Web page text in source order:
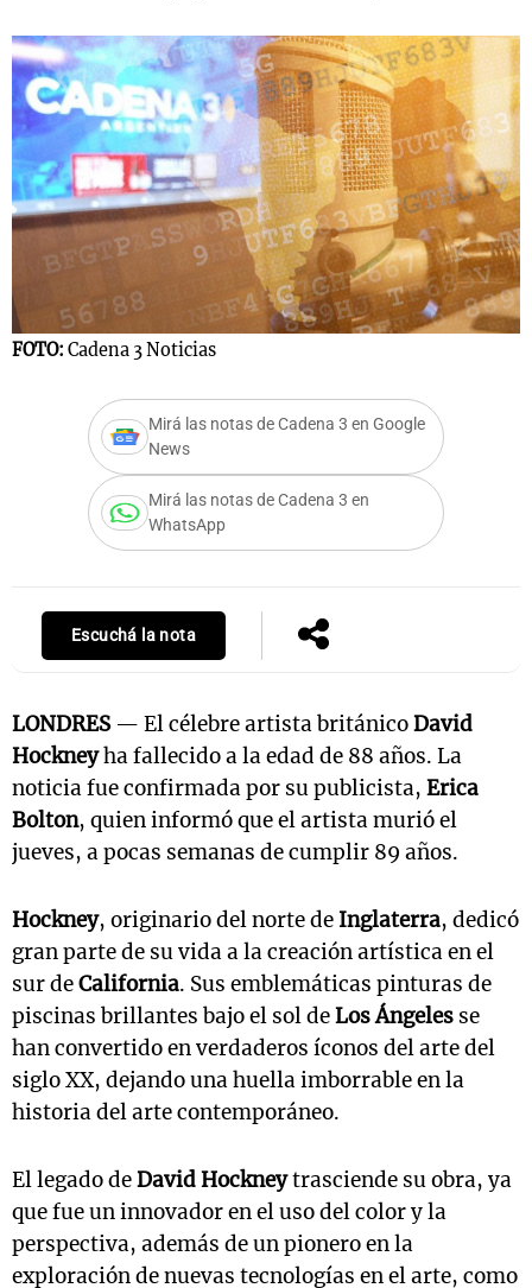
FOTO: Cadena 3 Noticias
Mirá las notas de Cadena 3 en Google
News
Mirá las notas de Cadena 3 en
WhatsApp
Escuchá la nota
LONDRES— El célebre artista británicoDavid
Hockneyha fallecido a la edad de 88 años. La
noticia fue confirmada por su publicista, Erica
Bolton, quien informó que el artista murió el
jueves, a pocas semanas de cumplir 89 años.
Hockney, originario del norte de Inglaterra, dedicó
gran parte de su vida a la creación artística en el
sur deCalifornia. Sus emblemáticas pinturas de
piscinas brillantes bajo el sol deLos Ángeles se
han convertido en verdaderos íconos del arte del
siglo XX, dejando una huella imborrable en la
historia del arte contemporáneo.
El legado deDavid Hockneytrasciende su obra, ya
que fue un innovador en el uso del color y la
perspectiva, además de un pionero en la
exploración de nuevas tecnologías en el arte, como